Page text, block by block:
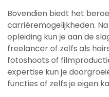
Bovendien biedt het
carrièremogelijkheden.
opleiding kun je aan de
freelancer of zelfs als
fotoshoots of
expertise kun je
functies of zelfs je eigen